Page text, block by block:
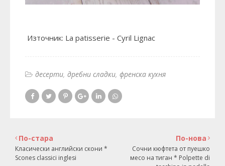
Източник: La patisserie - Cyril Lignac
десерти дребни сладки френска кухня
По-нова
Сочни кюфтета от пуешко
месо на тиган * Polpette di
По-стара
Класически английски скони *
Scones classici inglesi